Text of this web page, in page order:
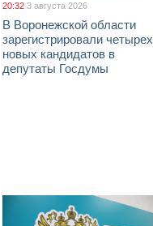
20:32 3 августа 2026
В Воронежской области
зарегистрировали четырех
новых кандидатов в
депутаты Госдумы